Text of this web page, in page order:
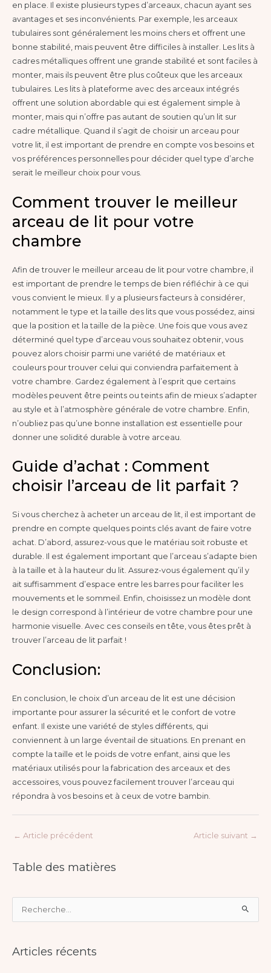
en place. Il existe plusieurs types d’arceaux, chacun ayant ses
avantages et ses inconvénients. Par exemple, les arceaux
tubulaires sont généralement les moins chers et offrent une
bonne stabilité, mais peuvent être difficiles à installer. Les lits à
cadres métalliques offrent une grande stabilité et sont faciles à
monter, mais ils peuvent être plus coûteux que les arceaux
tubulaires. Les lits à plateforme avec des arceaux intégrés
offrent une solution abordable qui est également simple à
monter, mais qui n’offre pas autant de soutien qu’un lit sur
cadre métallique. Quand il s’agit de choisir un arceau pour
votre lit, il est important de prendre en compte vos besoins et
vos préférences personnelles pour décider quel type d’arche
serait le meilleur choix pour vous.
Comment trouver le meilleur
arceau de lit pour votre
chambre
Afin de trouver le meilleur arceau de lit pour votre chambre, il
est important de prendre le temps de bien réfléchir à ce qui
vous convient le mieux. Il y a plusieurs facteurs à considérer,
notamment le type et la taille des lits que vous possédez, ainsi
que la position et la taille de la pièce. Une fois que vous avez
déterminé quel type d’arceau vous souhaitez obtenir, vous
pouvez alors choisir parmi une variété de matériaux et
couleurs pour trouver celui qui conviendra parfaitement à
votre chambre. Gardez également à l’esprit que certains
modèles peuvent être peints ou teints afin de mieux s’adapter
au style et à l’atmosphère générale de votre chambre. Enfin,
n’oubliez pas qu’une bonne installation est essentielle pour
donner une solidité durable à votre arceau.
Guide d’achat : Comment
choisir l’arceau de lit parfait ?
Si vous cherchez à acheter un arceau de lit, il est important de
prendre en compte quelques points clés avant de faire votre
achat. D’abord, assurez-vous que le matériau soit robuste et
durable. Il est également important que l’arceau s’adapte bien
à la taille et à la hauteur du lit. Assurez-vous également qu’il y
ait suffisamment d’espace entre les barres pour faciliter les
mouvements et le sommeil. Enfin, choisissez un modèle dont
le design correspond à l’intérieur de votre chambre pour une
harmonie visuelle. Avec ces conseils en tête, vous êtes prêt à
trouver l’arceau de lit parfait !
Conclusion:
En conclusion, le choix d’un arceau de lit est une décision
importante pour assurer la sécurité et le confort de votre
enfant. Il existe une variété de styles différents, qui
conviennent à un large éventail de situations. En prenant en
compte la taille et le poids de votre enfant, ainsi que les
matériaux utilisés pour la fabrication des arceaux et des
accessoires, vous pouvez facilement trouver l’arceau qui
répondra à vos besoins et à ceux de votre bambin.
← Article précédent Article suivant →
Table des matières
hArticles récents